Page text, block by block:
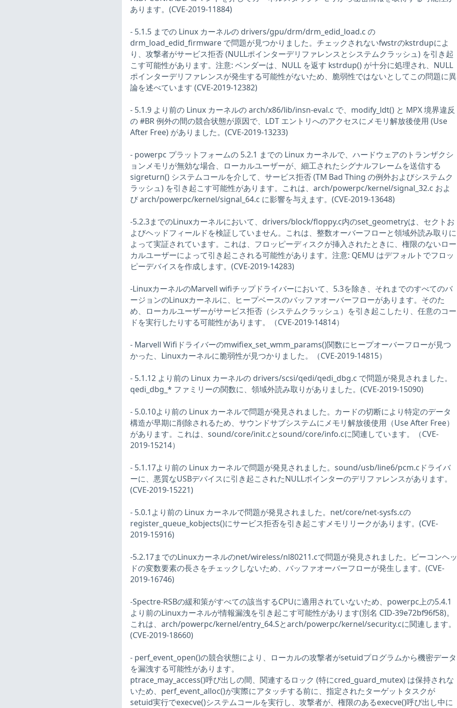
あります。(CVE-2019-11884)
- 5.1.5 までの Linux カーネルの drivers/gpu/drm/drm_edid_load.c の
drm_load_edid_firmware で問題が見つかりました。チェックされないfwstrのkstrdupによ
り、攻撃者がサービス拒否 (NULLポインターデリファレンスとシステムクラッシュ) を引き起
こす可能性があります。注意: ベンダーは、NULL を返す kstrdup() が十分に処理され、NULL
ポインターデリファレンスが発生する可能性がないため、脆弱性ではないとしてこの問題に異
論を述べています (CVE-2019-12382)
- 5.1.9 より前の Linux カーネルの arch/x86/lib/insn-eval.c で、modify_ldt() と MPX 境界違反
の #BR 例外の間の競合状態が原因で、LDT エントリへのアクセスにメモリ解放後使用 (Use
After Free) がありました。(CVE-2019-13233)
- powerpc プラットフォームの 5.2.1 までの Linux カーネルで、ハードウェアのトランザクシ
ョンメモリが無効な場合、ローカルユーザーが、細工されたシグナルフレームを送信する
sigreturn() システムコールを介して、サービス拒否 (TM Bad Thing の例外およびシステムク
ラッシュ) を引き起こす可能性があります。これは、arch/powerpc/kernel/signal_32.c およ
び arch/powerpc/kernel/signal_64.c に影響を与えます。(CVE-2019-13648)
-5.2.3までのLinuxカーネルにおいて、drivers/block/floppy.c内のset_geometryは、セクトお
よびヘッドフィールドを検証していません。これは、整数オーバーフローと領域外読み取りに
よって実証されています。これは、フロッピーディスクが挿入されたときに、権限のないロー
カルユーザーによって引き起こされる可能性があります。注意: QEMU はデフォルトでフロッ
ピーデバイスを作成します。(CVE-2019-14283)
-LinuxカーネルのMarvell wifiチップドライバーにおいて、5.3を除き、それまでのすべてのバ
ージョンのLinuxカーネルに、ヒープベースのバッファオーバーフローがあります。そのた
め、ローカルユーザーがサービス拒否（システムクラッシュ）を引き起こしたり、任意のコー
ドを実行したりする可能性があります。（CVE-2019-14814）
- Marvell Wifiドライバーのmwifiex_set_wmm_params()関数にヒープオーバーフローが見つ
かった、Linuxカーネルに脆弱性が見つかりました。（CVE-2019-14815）
- 5.1.12 より前の Linux カーネルの drivers/scsi/qedi/qedi_dbg.c で問題が発見されました。
qedi_dbg_* ファミリーの関数に、領域外読み取りがありました。(CVE-2019-15090)
- 5.0.10より前の Linux カーネルで問題が発見されました。カードの切断により特定のデータ
構造が早期に削除されるため、サウンドサブシステムにメモリ解放後使用（Use After Free）
があります。これは、sound/core/init.cとsound/core/info.cに関連しています。（CVE-
2019-15214）
- 5.1.17より前の Linux カーネルで問題が発見されました。sound/usb/line6/pcm.cドライバ
ーに、悪質なUSBデバイスに引き起こされたNULLポインターのデリファレンスがあります。
(CVE-2019-15221)
- 5.0.1より前の Linux カーネルで問題が発見されました。net/core/net-sysfs.cの
register_queue_kobjects()にサービス拒否を引き起こすメモリリークがあります。(CVE-
2019-15916)
-5.2.17までのLinuxカーネルのnet/wireless/nl80211.cで問題が発見されました。ビーコンヘッ
ドの変数要素の長さをチェックしないため、バッファオーバーフローが発生します。(CVE-
2019-16746)
-Spectre-RSBの緩和策がすべての該当するCPUに適用されていないため、powerpc上の5.4.1
より前のLinuxカーネルが情報漏洩を引き起こす可能性があります(別名 CID-39e72bf96f58)。
これは、arch/powerpc/kernel/entry_64.Sとarch/powerpc/kernel/security.cに関連します。
(CVE-2019-18660)
- perf_event_open()の競合状態により、ローカルの攻撃者がsetuidプログラムから機密データ
を漏洩する可能性があります。
ptrace_may_access()呼び出しの間、関連するロック (特にcred_guard_mutex) は保持されな
いため、perf_event_alloc()が実際にアタッチする前に、指定されたターゲットタスクが
setuid実行でexecve()システムコールを実行し、攻撃者が、権限のあるexecve()呼び出し中に